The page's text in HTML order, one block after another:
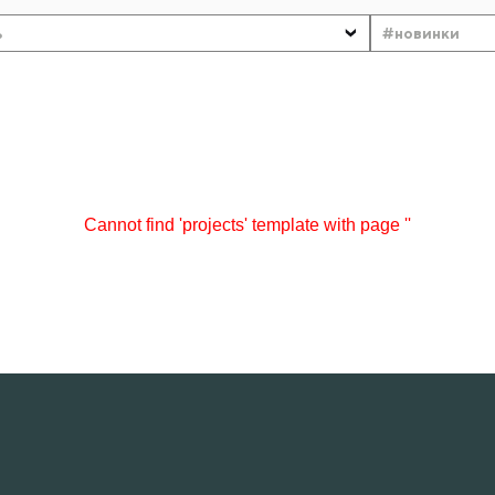
#новинки
Cannot find 'projects' template with page ''